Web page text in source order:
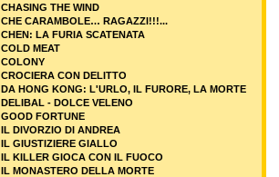
CHASING THE WIND
CHE CARAMBOLE… RAGAZZI!!!...
CHEN: LA FURIA SCATENATA
COLD MEAT
COLONY
CROCIERA CON DELITTO
DA HONG KONG: L'URLO, IL FURORE, LA MORTE
DELIBAL - DOLCE VELENO
GOOD FORTUNE
IL DIVORZIO DI ANDREA
IL GIUSTIZIERE GIALLO
IL KILLER GIOCA CON IL FUOCO
IL MONASTERO DELLA MORTE